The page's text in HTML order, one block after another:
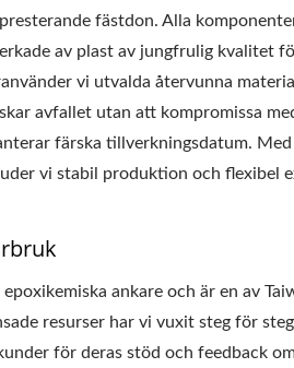
fästdon. Alla
av plast av jungfrulig kvalitet
vi utvalda återvunna
avfallet utan att kompromissa
färska tillverkningsdatum.
vi stabil produktion och flexibel
ankare och är en av
resurser har vi vuxit steg för
för deras stöd och feedback